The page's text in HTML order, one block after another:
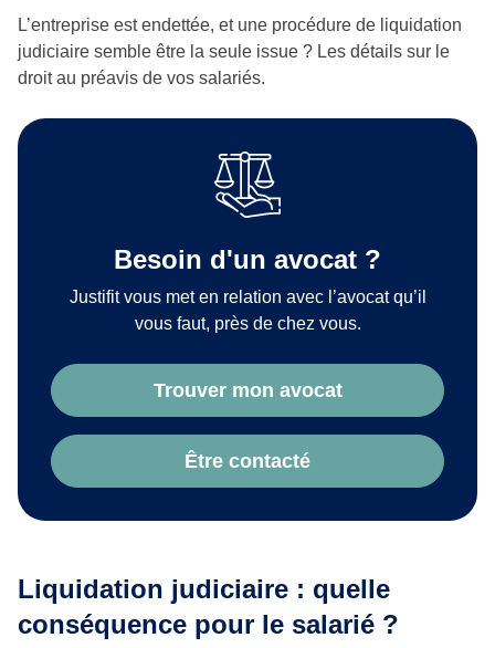
L’entreprise est endettée, et une procédure de liquidation
judiciaire semble être la seule issue ? Les détails sur le
droit au préavis de vos salariés.
Besoin d'un avocat ?
Justifit vous met en relation avec l’avocat qu’il
vous faut, près de chez vous.
Trouver mon avocat
Être contacté
Liquidation judiciaire : quelle
conséquence pour le salarié ?